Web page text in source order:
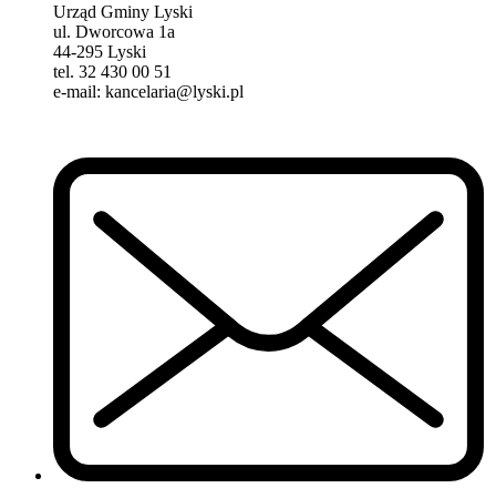
Urząd Gminy Lyski
ul. Dworcowa 1a
44-295 Lyski
tel. 32 430 00 51
e-mail: kancelaria@lyski.pl